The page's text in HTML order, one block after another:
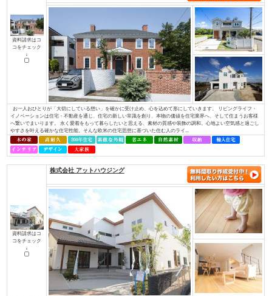
資料請求はコ
コをチェック
Ａ・ｖａｉｌと言う名前の由来は、「役立つ」「利する」と言う意味から
すと言う意味から名づけました。 そんな社名に合わせて、29工種全てに対
てきました。現在良いお客様や協力業者様に恵まれたおかげでそれを実現
できるだけの技術と経験を持ち、事業を展開しています。 お客様の理想の
ブリリアントホーム/株式会社リビングライフ